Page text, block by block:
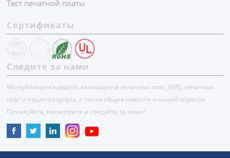
Тест печатной платы
Сертификаты
Следите за нами
Мы публикуем новости, касающиеся печатных плат, EMS, печатных
плат и нашего корпуса, а также общие новости о нашей отрасли.
Пожалуйста, посмотрите и следуйте за нами!